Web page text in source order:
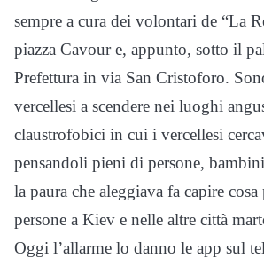
sempre a cura dei volontari de “La
piazza Cavour e, appunto, sotto il
Prefettura in via San Cristoforo.
vercellesi a scendere nei luoghi
claustrofobici in cui i vercellesi
pensandoli pieni di persone,
la paura che aleggiava fa capire
persone a Kiev e nelle altre città
Oggi l’allarme lo danno le app sul